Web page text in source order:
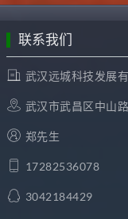
联系我们
武汉远城科技发展
武汉市武昌区中山
郑先生
17282536078
3042184429